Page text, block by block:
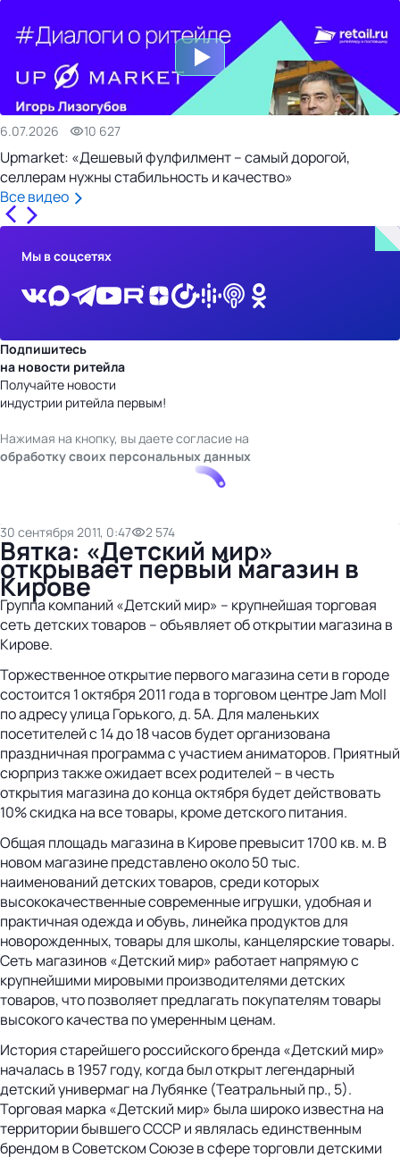
6.07.2026 10 627
Upmarket: «Дешевый фулфилмент – самый дорогой,
селлерам нужны стабильность и качество»
Все видео
Мы в соцсетях
Подпишитесь
на новости ритейла
Получайте новости
индустрии ритейла первым!
Нажимая на кнопку, вы даете согласие на
обработку своих персональных данных
30 сентября 2011, 0:47 2 574
Вятка: «Детский мир»
открывает первый магазин в
Кирове
Группа компаний «Детский мир» – крупнейшая торговая
сеть детских товаров – объявляет об открытии магазина в
Кирове.
Торжественное открытие первого магазина сети в городе
состоится 1 октября 2011 года в торговом центре Jam Moll
по адресу улица Горького, д. 5А. Для маленьких
посетителей с 14 до 18 часов будет организована
праздничная программа с участием аниматоров. Приятный
сюрприз также ожидает всех родителей – в честь
открытия магазина до конца октября будет действовать
10% скидка на все товары, кроме детского питания.
Общая площадь магазина в Кирове превысит 1700 кв. м. В
новом магазине представлено около 50 тыс.
наименований детских товаров, среди которых
высококачественные современные игрушки, удобная и
практичная одежда и обувь, линейка продуктов для
новорожденных, товары для школы, канцелярские товары.
Сеть магазинов «Детский мир» работает напрямую с
крупнейшими мировыми производителями детских
товаров, что позволяет предлагать покупателям товары
высокого качества по умеренным ценам.
История старейшего российского бренда «Детский мир»
началась в 1957 году, когда был открыт легендарный
детский универмаг на Лубянке (Театральный пр., 5).
Торговая марка «Детский мир» была широко известна на
территории бывшего СССР и являлась единственным
брендом в Советском Союзе в сфере торговли детскими